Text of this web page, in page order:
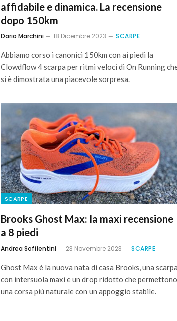
affidabile e dinamica. La recensione
dopo 150km
Dario Marchini 18 Dicembre 2023 SCARPE
Abbiamo corso i canonici 150km con ai piedi la
Clowdflow 4 scarpa per ritmi veloci di On Running
si è dimostrata una piacevole sorpresa.
SCARPE
Brooks Ghost Max: la maxi recensione
a 8 piedi
Andrea Soffientini 23 Novembre 2023 SCARPE
Ghost Max è la nuova nata di casa Brooks, una scarpa
con intersuola maxi e un drop ridotto che permettono
una corsa più naturale con un appoggio stabile.